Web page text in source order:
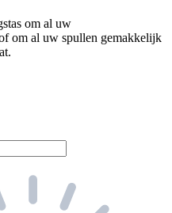
om al uw
om al uw spullen gemakkelijk